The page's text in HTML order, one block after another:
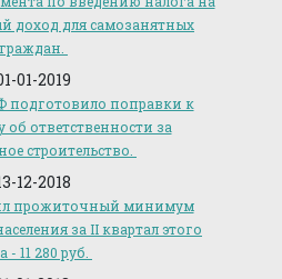
доход для самозанятных
граждан.
01-2019
подготовило поправки к
об ответственности за
строительство.
12-2018
прожиточный минимум
за II квартал этого
- 11 280 руб.